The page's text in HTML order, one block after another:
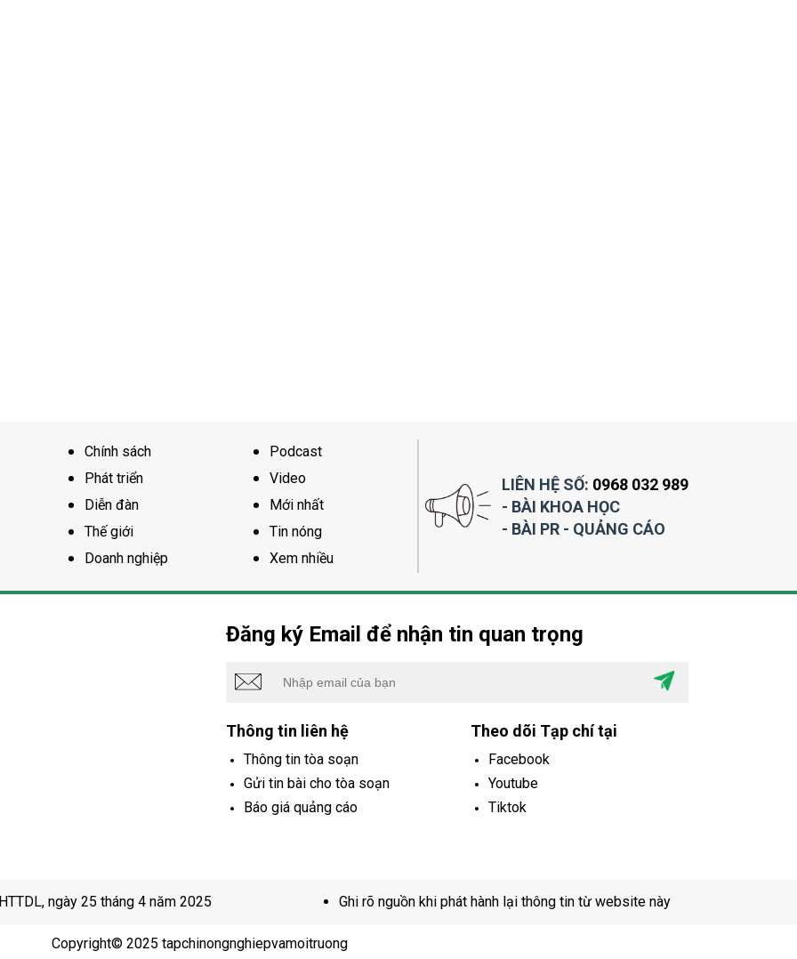
Chính sách
Phát triển
Diễn đàn
Thế giới
Doanh nghiệp
Podcast
Video
Mới nhất
Tin nóng
Xem nhiều
LIÊN HỆ SỐ: 0968 032 989
- BÀI KHOA HỌC
- BÀI PR - QUẢNG CÁO
Đăng ký Email để nhận tin quan trọng
Thông tin liên hệ
Thông tin tòa soạn
Gửi tin bài cho tòa soạn
Báo giá quảng cáo
Theo dõi Tạp chí tại
Facebook
Youtube
Tiktok
ngày 25 tháng 4 năm 2025 Ghi rõ nguồn khi phát hành lại thông tin từ website này
Copyright© 2025 tapchinongnghiepvamoitruong